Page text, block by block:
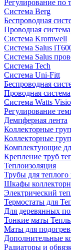
Регулирование по
Система Berg
Беспроводная
Проводная система
Система Kromwell
Система Salus
Система Salus
Система Tech
Система Uni-Fitt
Беспроводная
Проводная система
Система Watts
Регулирование
Демпферная лента
Коллекторные
Коллекторные
Комплектующие
Крепление труб
Теплоизоляция
Трубы для теплого
Шкафы
Электрический
Термостаты для
Для деревянных
Тонкие маты
Маты для
Дополнительные
Радиаторы и